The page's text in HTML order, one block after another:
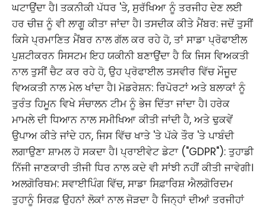
ਘਟਾਉਂਦਾ ਹੈ। ਤਕਨੀਕੀ ਪੱਧਰ 'ਤੇ, ਸੁਰੱਖਿਆ ਨੂੰ ਤਰਜੀਹ ਦੇਣ ਲਈ
ਹਰ ਚੀਜ਼ ਨੂੰ ਵੀ ਲਾਗੂ ਕੀਤਾ ਜਾਂਦਾ ਹੈ। ਤਸਦੀਕ ਕੀਤੇ ਮੈਂਬਰ: ਜਦੋਂ ਤੁਸੀਂ
ਕਿਸੇ ਪ੍ਰਮਾਣਿਤ ਮੈਂਬਰ ਨਾਲ ਗੱਲ ਕਰ ਰਹੇ ਹੋ, ਤਾਂ ਸਾਡਾ ਪ੍ਰੋਫਾਈਲ
ਪੁਸ਼ਟੀਕਰਨ ਸਿਸਟਮ ਇਹ ਯਕੀਨੀ ਬਣਾਉਂਦਾ ਹੈ ਕਿ ਜਿਸ ਵਿਅਕਤੀ
ਨਾਲ ਤੁਸੀਂ ਚੈਟ ਕਰ ਰਹੇ ਹੋ, ਉਹ ਪ੍ਰੋਫਾਈਲ ਤਸਵੀਰ ਵਿੱਚ ਮੌਜੂਦ
ਵਿਅਕਤੀ ਨਾਲ ਮੇਲ ਖਾਂਦਾ ਹੈ। ਮੋਡਰੇਸ਼ਨ: ਰਿਪੋਰਟਾਂ ਅਤੇ ਬਲਾਕਾਂ ਨੂੰ
ਤੁਰੰਤ ਹਿਮੂਨ ਵਿਖੇ ਸੰਚਾਲਨ ਟੀਮ ਨੂੰ ਭੇਜ ਦਿੱਤਾ ਜਾਂਦਾ ਹੈ। ਹਰੇਕ
ਮਾਮਲੇ ਦੀ ਧਿਆਨ ਨਾਲ ਸਮੀਖਿਆ ਕੀਤੀ ਜਾਂਦੀ ਹੈ, ਅਤੇ ਢੁਕਵੇਂ
ਉਪਾਅ ਕੀਤੇ ਜਾਂਦੇ ਹਨ, ਜਿਸ ਵਿੱਚ ਖਾਤੇ 'ਤੇ ਪੱਕੇ ਤੌਰ 'ਤੇ ਪਾਬੰਦੀ
ਲਗਾਉਣਾ ਸ਼ਾਮਲ ਹੋ ਸਕਦਾ ਹੈ। ਪ੍ਰਾਈਵੇਟ ਡੇਟਾ ("GDPR"): ਤੁਹਾਡੀ
ਨਿੱਜੀ ਜਾਣਕਾਰੀ ਤੀਜੀ ਧਿਰ ਨਾਲ ਕਦੇ ਵੀ ਸਾਂਝੀ ਨਹੀਂ ਕੀਤੀ ਜਾਵੇਗੀ।
ਅਲਗੋਰਿਥਮ: ਸਵਾਈਪਿੰਗ ਵਿੱਚ, ਸਾਡਾ ਸਿਫ਼ਾਰਿਸ਼ ਐਲਗੋਰਿਦਮ
ਤੁਹਾਨੂੰ ਸਿਰਫ਼ ਉਹਨਾਂ ਲੋਕਾਂ ਨਾਲ ਜੋੜਦਾ ਹੈ ਜਿਨ੍ਹਾਂ ਦੀਆਂ ਤਰਜੀਹਾਂ